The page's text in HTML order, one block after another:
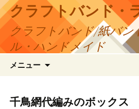
コ
ン
テ
ツ
ス
クラフトバンド・
クラフトバンド/紙バン
ル・ハンドメイド
メニュー
千鳥網代編みのボックス